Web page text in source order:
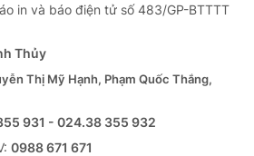
in và báo điện tử số 483/GP-BTTTT
Thủy
Thị Mỹ Hạnh, Phạm Quốc Thắng,
931 - 024.38 355 932
0988 671 671